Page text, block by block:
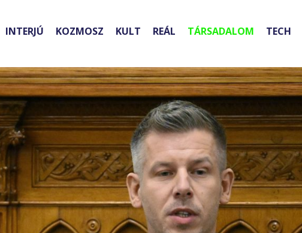
INTERJÚ KOZMOSZ KULT REÁL TÁRSADALOM TECH